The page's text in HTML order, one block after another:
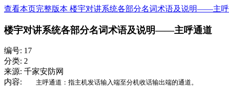
查看本页完整版本 楼宇对讲系统各部分名词术语及说明——主
楼宇对讲系统各部分名词术语及说明——主呼通道
编号: 17
分类: 2
来源: 千家安防网
内容:
主呼通道：指主机发话输入端至分机收话输出端的通道。